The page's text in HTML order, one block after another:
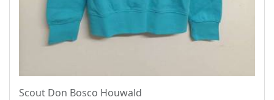
Scout Don Bosco Houwald